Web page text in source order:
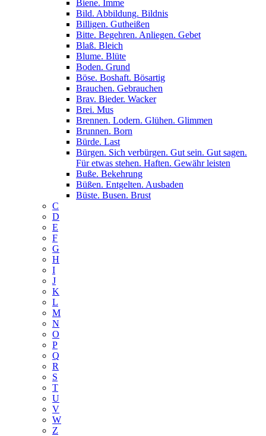
Biene. Imme
Bild. Abbildung. Bildnis
Billigen. Gutheißen
Bitte. Begehren. Anliegen. Gebet
Blaß. Bleich
Blume. Blüte
Boden. Grund
Böse. Boshaft. Bösartig
Brauchen. Gebrauchen
Brav. Bieder. Wacker
Brei. Mus
Brennen. Lodern. Glühen. Glimmen
Brunnen. Born
Bürde. Last
Bürgen. Sich verbürgen. Gut sein. Gut sagen.
Für etwas stehen. Haften. Gewähr leisten
Buße. Bekehrung
Büßen. Entgelten. Ausbaden
Büste. Busen. Brust
C
D
E
F
G
H
I
J
K
L
M
N
O
P
Q
R
S
T
U
V
W
Z